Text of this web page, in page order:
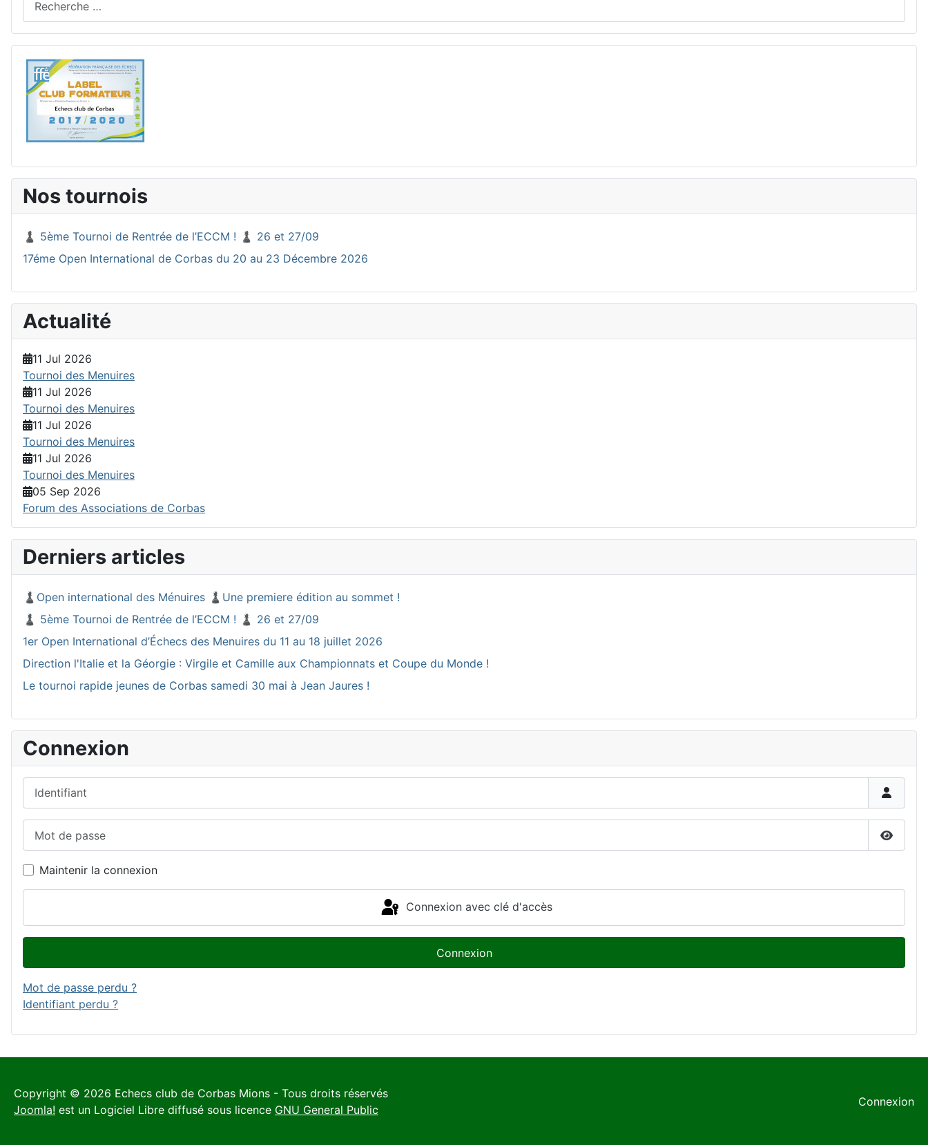
Nos tournois
♟️ 5ème Tournoi de Rentrée de l’ECCM ! ♟️ 26 et 27/09
17éme Open International de Corbas du 20 au 23 Décembre 2026
Actualité
11 Jul 2026
Tournoi des Menuires
11 Jul 2026
Tournoi des Menuires
11 Jul 2026
Tournoi des Menuires
11 Jul 2026
Tournoi des Menuires
05 Sep 2026
Forum des Associations de Corbas
Derniers articles
♟️Open international des Ménuires ♟️Une premiere édition au sommet !
♟️ 5ème Tournoi de Rentrée de l’ECCM ! ♟️ 26 et 27/09
1er Open International d’Échecs des Menuires du 11 au 18 juillet 2026
Direction l'Italie et la Géorgie : Virgile et Camille aux Championnats et Coupe du Monde !
Le tournoi rapide jeunes de Corbas samedi 30 mai à Jean Jaures !
Connexion
Maintenir la connexion
Connexion avec clé d'accès
Connexion
Mot de passe perdu ?
Identifiant perdu ?
Copyright © 2026 Echecs club de Corbas Mions - Tous droits réservés
Joomla! est un Logiciel Libre diffusé sous licence GNU General Public
Connexion